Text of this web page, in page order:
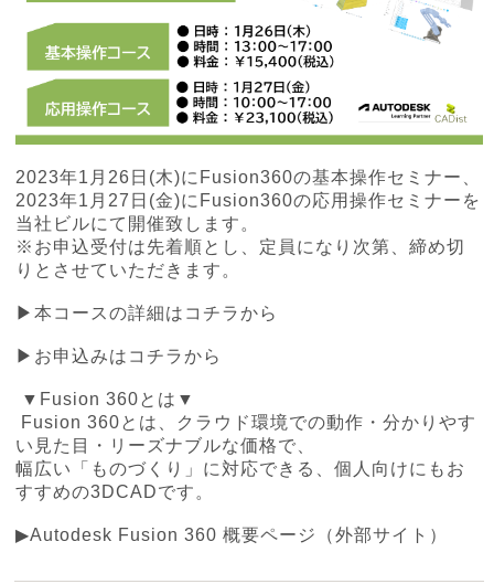
2023年1月26日(木)にFusion360の基本操作セミナー、
2023年1月27日(金)にFusion360の応用操作セミナーを
当社ビルにて開催致します。
※お申込受付は先着順とし、定員になり次第、締め切
りとさせていただきます。
▶本コースの詳細はコチラから
▶お申込みはコチラから
▼Fusion 360とは▼
Fusion 360とは、クラウド環境での動作・分かりやす
い見た目・リーズナブルな価格で、
幅広い「ものづくり」に対応できる、個人向けにもお
すすめの3DCADです。
▶Autodesk Fusion 360 概要ページ（外部サイト）